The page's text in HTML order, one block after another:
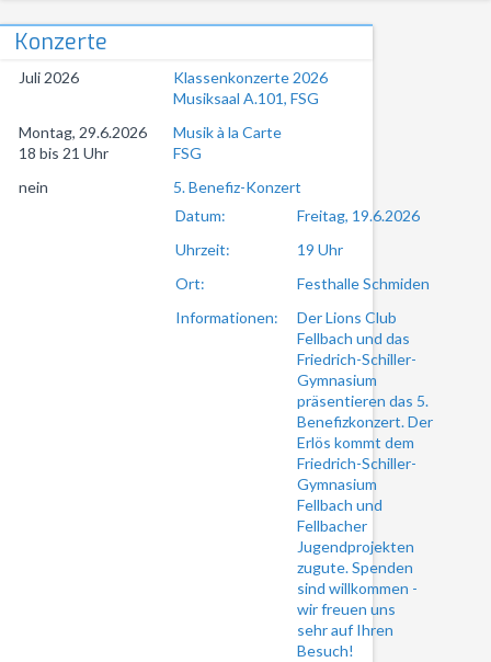
Konzerte
Juli 2026
Klassenkonzerte 2026
Musiksaal A.101, FSG
Montag, 29.6.2026
18 bis 21 Uhr
Musik à la Carte
FSG
nein
5. Benefiz-Konzert
Datum:
Freitag, 19.6.2026
Uhrzeit:
19 Uhr
Ort:
Festhalle Schmiden
Informationen:
Der Lions Club
Fellbach und das
Friedrich-Schiller-
Gymnasium
präsentieren das 5.
Benefizkonzert. Der
Erlös kommt dem
Friedrich-Schiller-
Gymnasium
Fellbach und
Fellbacher
Jugendprojekten
zugute. Spenden
sind willkommen -
wir freuen uns
sehr auf Ihren
Besuch!